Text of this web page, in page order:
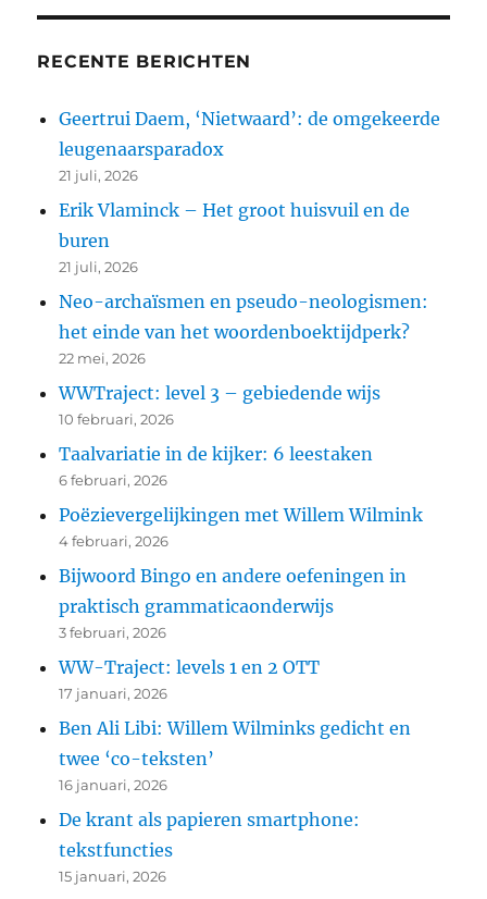
RECENTE BERICHTEN
Geertrui Daem, ‘Nietwaard’: de omgekeerde
leugenaarsparadox
21 juli, 2026
Erik Vlaminck – Het groot huisvuil en de
buren
21 juli, 2026
Neo-archaïsmen en pseudo-neologismen:
het einde van het woordenboektijdperk?
22 mei, 2026
WWTraject: level 3 – gebiedende wijs
10 februari, 2026
Taalvariatie in de kijker: 6 leestaken
6 februari, 2026
Poëzievergelijkingen met Willem Wilmink
4 februari, 2026
Bijwoord Bingo en andere oefeningen in
praktisch grammaticaonderwijs
3 februari, 2026
WW-Traject: levels 1 en 2 OTT
17 januari, 2026
Ben Ali Libi: Willem Wilminks gedicht en
twee ‘co-teksten’
16 januari, 2026
De krant als papieren smartphone:
tekstfuncties
15 januari, 2026